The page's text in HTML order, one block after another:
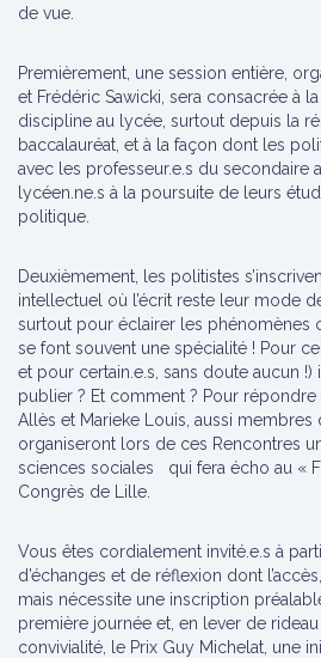
de vue.
Premièrement, une session entière,
et Frédéric Sawicki, sera consacrée à
discipline au lycée, surtout depuis la
baccalauréat, et à la façon dont les
avec les professeur.e.s du secondaire
lycéen.ne.s à la poursuite de leurs
politique.
Deuxièmement, les politistes
intellectuel où l’écrit reste leur mode
surtout pour éclairer les phénomènes
se font souvent une spécialité ! Pour
et pour certain.e.s, sans doute aucun
publier ? Et comment ? Pour
Allès et Marieke Louis, aussi membres
organiseront lors de ces Rencontres
sciences sociales qui fera écho au «
Congrès de Lille.
Vous êtes cordialement invité.e.s à
d’échanges et de réflexion dont
mais nécessite une inscription
première journée et, en lever de
convivialité, le Prix Guy Michelat, une